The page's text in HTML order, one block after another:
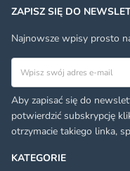
KATEGORIE
ZAPISZ SIĘ DO
Najnowsze wpisy prosto
Adres email
Aby zapisać się do
potwierdzić subskrypcję
otrzymacie takiego linka,